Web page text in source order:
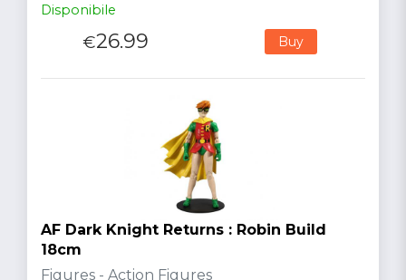
Disponibile
€26.99 Buy
AF Dark Knight Returns : Robin Build
18cm
Figures - Action Figures